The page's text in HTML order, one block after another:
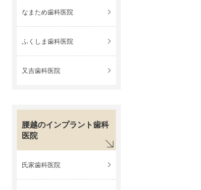
なまため歯科医院
ふくしま歯科医院
又吉歯科医院
腰越のインプラント歯科
医院
氏家歯科医院